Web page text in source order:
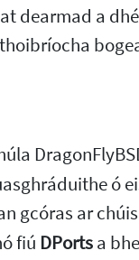
dearmad a
ó
gcóras ar
fiú DPortsa